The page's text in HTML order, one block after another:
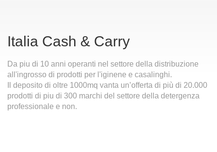
Italia Cash & Carry
Da piu di 10 anni operanti nel settore della distribuzione
all'ingrosso di prodotti per l'iginene e casalinghi.
Il deposito di oltre 1000mq vanta un’offerta di più di 20.000
prodotti di piu di 300 marchi del settore della detergenza
professionale e non.